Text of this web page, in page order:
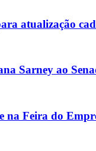
atualização
Sarney ao
na Feira do